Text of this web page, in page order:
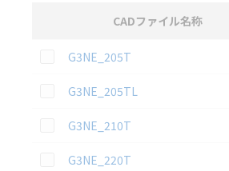
CADファイル名称
この資料を選択
G3NE_205T
この資料を選択
G3NE_205TL
この資料を選択
G3NE_210T
この資料を選択
G3NE_220T